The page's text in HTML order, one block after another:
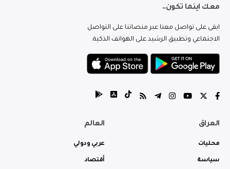
معك اينما تكون..
ابقى على تواصل معنا عبر منصاتنا على التواصل
الاجتماعي وتطبيق الرشيد على الهواتف الذكية.
العراق
محليات
سياسة
العالم
عربي ودولي
أقتصاد